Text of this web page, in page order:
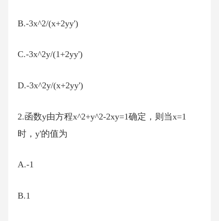
B.-3x^2/(x+2yy')
C.-3x^2y/(1+2yy')
D.-3x^2y/(x+2yy')
2.函数y由方程x^2+y^2-2xy=1确定，则当x=1
时，y'的值为
A.-1
B.1